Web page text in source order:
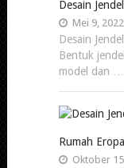
Desain
Mei 9, 2022
Desain
Bentuk
model dan …
Rumah
Oktober